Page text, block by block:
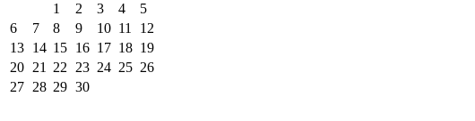
1
2 3 4
5
6
7 8 9 10 11
12
13 14 15 16 17 18 19
20 21 22 23 24 25 26
27 28 29 30